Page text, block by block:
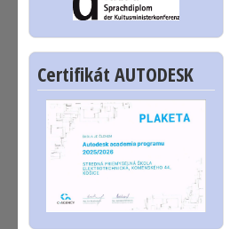
Certifikát AUTODESK